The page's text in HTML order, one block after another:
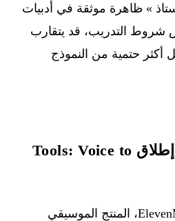
» ظاهرة موثقة في أدبيات
التدريب، قد يتقارب
أكثر حتمية من النموذج
ElevenMusic — إطلاق Tools: Voice to
— تطلق ElevenMusic، المنتج الموسيقي